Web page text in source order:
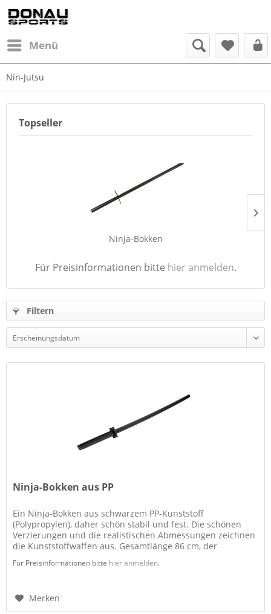
Menü
Nin-Jutsu
Topseller
Ninja-Bokken
Für Preisinformationen bitte hier anmelden.
Filtern
Ninja-Bokken aus PP
Ein Ninja-Bokken aus schwarzem PP-Kunststoff
(Polypropylen), daher schön stabil und fest. Die schönen
Verzierungen und die realistischen Abmessungen zeichnen
die Kunststoffwaffen aus. Gesamtlänge 86 cm, der
Für Preisinformationen bitte hier anmelden.
Merken